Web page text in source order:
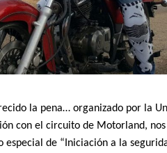
la pena… organizado por la
con el circuito de Motorland,
de “Iniciación a la